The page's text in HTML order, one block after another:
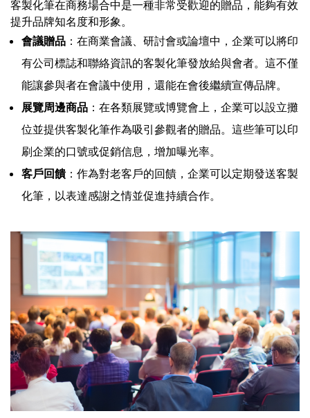
客製化筆在商務場合中是一種非常受歡迎的贈品，能夠有效
提升品牌知名度和形象。
會議贈品 ：在商業會議、研討會或論壇中，企業可以將印
有公司標誌和聯絡資訊的客製化筆發放給與會者。這不僅
能讓參與者在會議中使用，還能在會後繼續宣傳品牌。
展覽周邊商品 ：在各類展覽或博覽會上，企業可以設立攤
位並提供客製化筆作為吸引參觀者的贈品。這些筆可以印
刷企業的口號或促銷信息，增加曝光率。
客戶回饋：作為對老客戶的回饋，企業可以定期發送客製
化筆，以表達感謝之情並促進持續合作。